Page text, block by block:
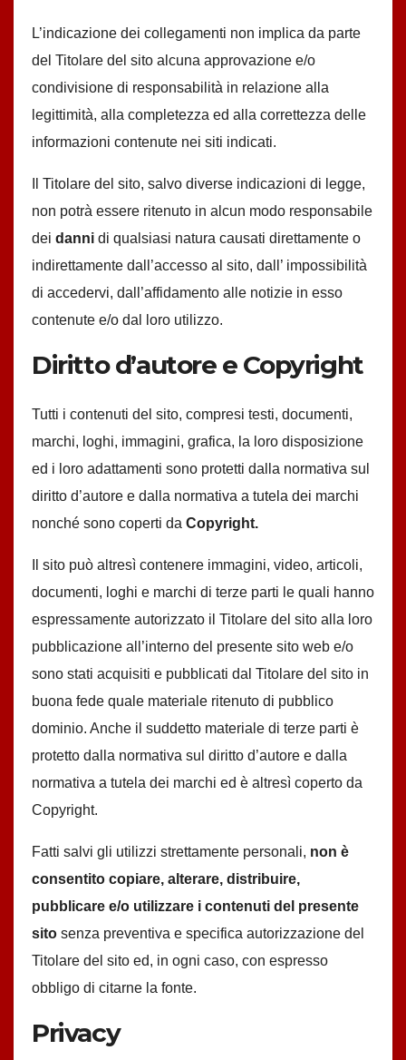
L’indicazione dei collegamenti non implica da parte
del Titolare del sito alcuna approvazione e/o
condivisione di responsabilità in relazione alla
legittimità, alla completezza ed alla correttezza delle
informazioni contenute nei siti indicati.
Il Titolare del sito, salvo diverse indicazioni di legge,
non potrà essere ritenuto in alcun modo responsabile
dei danni di qualsiasi natura causati direttamente o
indirettamente dall’accesso al sito, dall’ impossibilità
di accedervi, dall’affidamento alle notizie in esso
contenute e/o dal loro utilizzo.
Diritto d’autore e Copyright
Tutti i contenuti del sito, compresi testi, documenti,
marchi, loghi, immagini, grafica, la loro disposizione
ed i loro adattamenti sono protetti dalla normativa sul
diritto d’autore e dalla normativa a tutela dei marchi
nonché sono coperti da Copyright.
Il sito può altresì contenere immagini, video, articoli,
documenti, loghi e marchi di terze parti le quali hanno
espressamente autorizzato il Titolare del sito alla loro
pubblicazione all’interno del presente sito web e/o
sono stati acquisiti e pubblicati dal Titolare del sito in
buona fede quale materiale ritenuto di pubblico
dominio. Anche il suddetto materiale di terze parti è
protetto dalla normativa sul diritto d’autore e dalla
normativa a tutela dei marchi ed è altresì coperto da
Copyright.
Fatti salvi gli utilizzi strettamente personali, non è
consentito copiare, alterare, distribuire,
pubblicare e/o utilizzare i contenuti del presente
sito senza preventiva e specifica autorizzazione del
Titolare del sito ed, in ogni caso, con espresso
obbligo di citarne la fonte.
Privacy